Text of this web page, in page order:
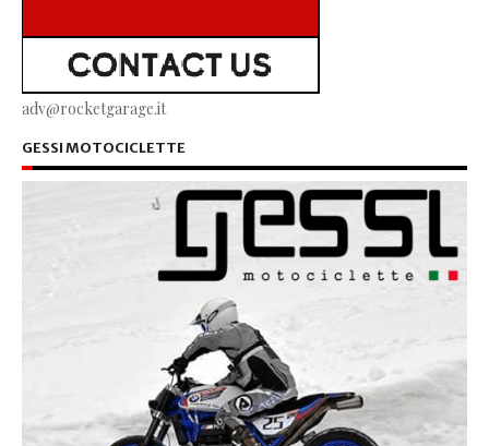
adv@rocketgarage.it
GESSI MOTOCICLETTE